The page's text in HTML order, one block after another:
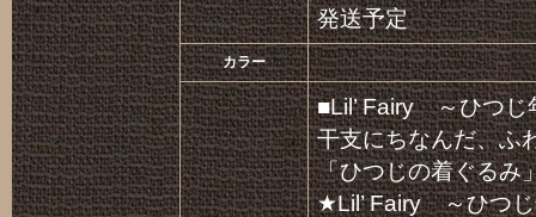
発送予定
カラー
■Lil’ Fairy ～ひつじ
干支にちなんだ、ふ
「ひつじの着ぐるみ
★Lil’ Fairy ～ひつじ